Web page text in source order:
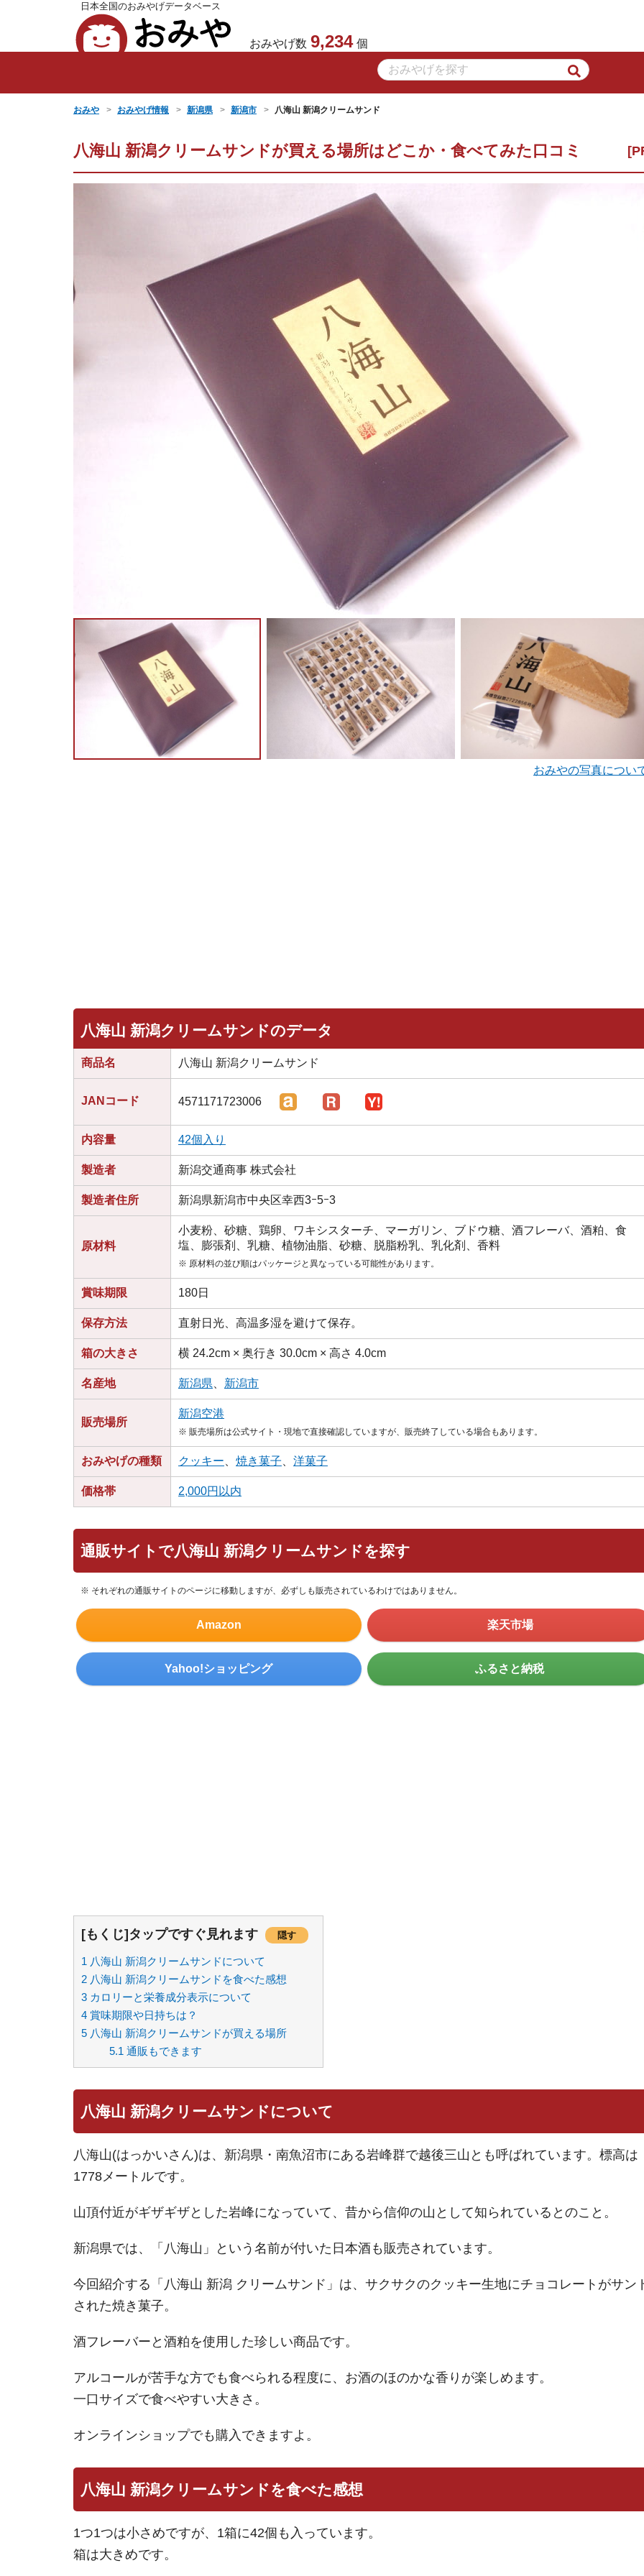
日本全国のおみやげデータベース
おみやげ数 9,234 個
おみや おみやげ情報 新潟県 新潟市 八海山 新潟クリームサンド
八海山 新潟クリームサンドが買える場所はどこか・食べてみた口コミ
おみやの写真につい
八海山 新潟クリームサンドのデータ
商品名 八海山 新潟クリームサンド
JANコード 4571171723006
内容量 42個入り
製造者 新潟交通商事 株式会社
製造者住所 新潟県新潟市中央区幸西3ｰ5ｰ3
原材料
小麦粉、砂糖、鶏卵、ワキシスターチ、マーガリン、ブドウ糖、酒フレーバ、酒粕、食
塩、膨張剤、乳糖、植物油脂、砂糖、脱脂粉乳、乳化剤、香料
※ 原材料の並び順はパッケージと異なっている可能性があります。
賞味期限 180日
保存方法 直射日光、高温多湿を避けて保存。
箱の大きさ 横 24.2cm × 奥行き 30.0cm × 高さ 4.0cm
名産地 新潟県 新潟市
販売場所
新潟空港
※ 販売場所は公式サイト・現地で直接確認していますが、販売終了している場合もあります。
おみやげの種類 クッキー 焼き菓子 洋菓子
価格帯 2,000円以内
通販サイトで八海山 新潟クリームサンドを探す
※ それぞれの通販サイトのページに移動しますが、必ずしも販売されているわけではありません。
Amazon 楽天市場
Yahoo!ショッピング ふるさと納税
[もくじ]タップですぐ見れます 隠す
1 八海山 新潟クリームサンドについて
2 八海山 新潟クリームサンドを食べた感想
3 カロリーと栄養成分表示について
4 賞味期限や日持ちは？
5 八海山 新潟クリームサンドが買える場所
5.1 通販もできます
八海山 新潟クリームサンドについて
八海山(はっかいさん)は、新潟県・南魚沼市にある岩峰群で越後三山とも呼ばれています。標高は
1778メートルです。
山頂付近がギザギザとした岩峰になっていて、昔から信仰の山として知られているとのこと。
新潟県では、「八海山」という名前が付いた日本酒も販売されています。
今回紹介する「八海山 新潟 クリームサンド」は、サクサクのクッキー生地にチョコレートがサン
された焼き菓子。
酒フレーバーと酒粕を使用した珍しい商品です。
アルコールが苦手な方でも食べられる程度に、お酒のほのかな香りが楽しめます。
一口サイズで食べやすい大きさ。
オンラインショップでも購入できますよ。
八海山 新潟クリームサンドを食べた感想
1つ1つは小さめですが、1箱に42個も入っています。
箱は大きめです。